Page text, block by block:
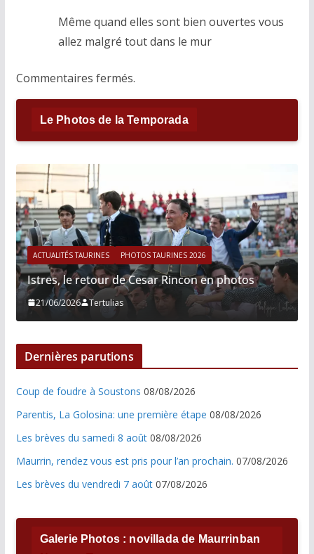
Même quand elles sont bien ouvertes vous
allez malgré tout dans le mur
Commentaires fermés.
Le Photos de la Temporada
ACTUALITÉS TAURINES PHOTOS TAURINES 2026
Istres, le retour de Cesar Rincon en photos
21/06/2026 Tertulias
Dernières parutions
Coup de foudre à Soustons 08/08/2026
Parentis, La Golosina: une première étape 08/08/2026
Les brèves du samedi 8 août 08/08/2026
Maurrin, rendez vous est pris pour l’an prochain. 07/08/2026
Les brèves du vendredi 7 août 07/08/2026
Galerie Photos : novillada de Maurrinban